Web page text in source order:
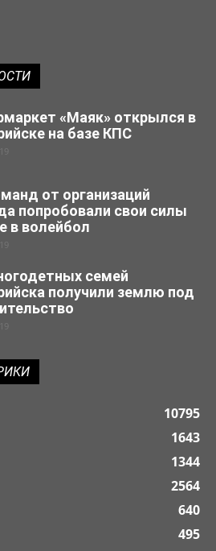
«Маяк» открылся в
на базе КПС
от организаций
попробовали свои силы
в волейбол
семей
получили землю под
10795
1643
1344
2564
640
495